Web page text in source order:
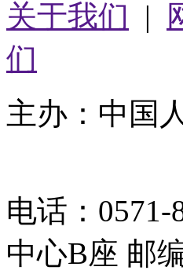
关于我们 |
们
主办：中国
电话：
中心B座 邮